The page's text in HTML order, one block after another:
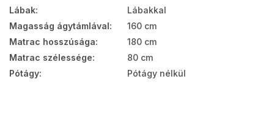
Lábak:
Lábakkal
Magasság ágytámlával:
160 cm
Matrac hosszúsága:
180 cm
Matrac szélessége:
80 cm
Pótágy: Pótágy nélkül